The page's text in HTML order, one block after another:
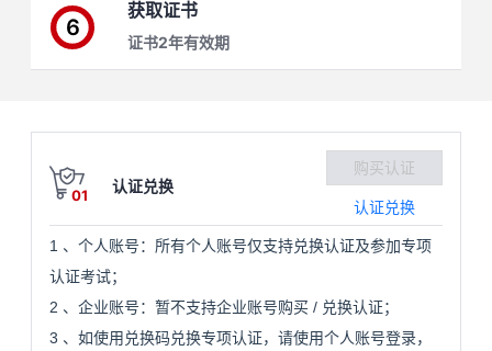
动
关
我
的
我
6
获取证书
证书2年有效期
01
认证兑换
购买认证
认证兑换
1 、个人账号：所有个人账号仅支持兑换认证及参加专项
认证考试；
2 、企业账号：暂不支持企业账号购买 / 兑换认证；
3 、如使用兑换码兑换专项认证，请使用个人账号登录，